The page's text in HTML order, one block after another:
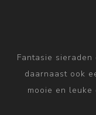
Fantasie
daarnaast ook
mooie en leuke